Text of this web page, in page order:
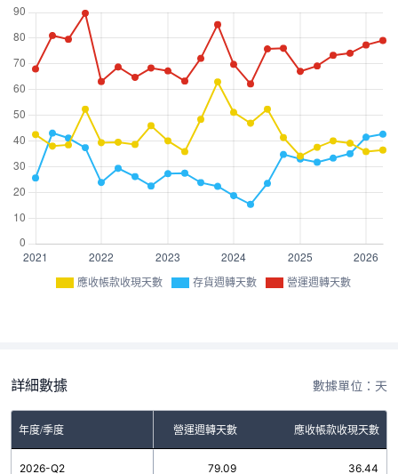
應收帳款收現天數 存貨週轉天數 營運週轉天數
詳細數據 數據單位：天
年度/季度
存貨週轉天數 營運週轉天數 應收帳款收現天數
2026-Q2 79.09 36.44